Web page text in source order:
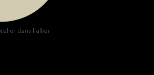
dans l'allier